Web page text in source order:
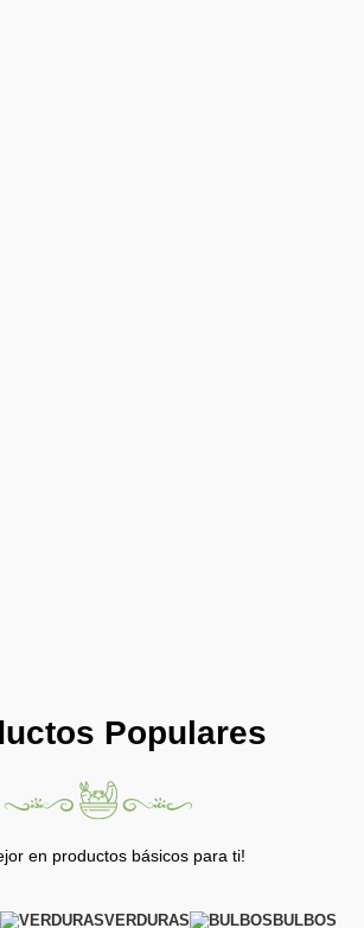
Populares
en productos básicos para ti!
VERDURAS BULBOS